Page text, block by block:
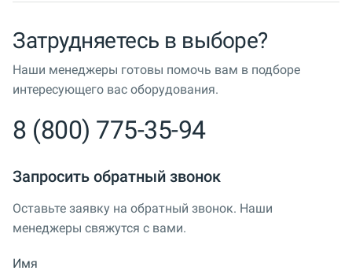
Затрудняетесь в выборе?
Наши менеджеры готовы помочь вам в подборе
интересующего вас оборудования.
8 (800) 775-35-94
Запросить обратный звонок
Оставьте заявку на обратный звонок. Наши
менеджеры свяжутся с вами.
Имя